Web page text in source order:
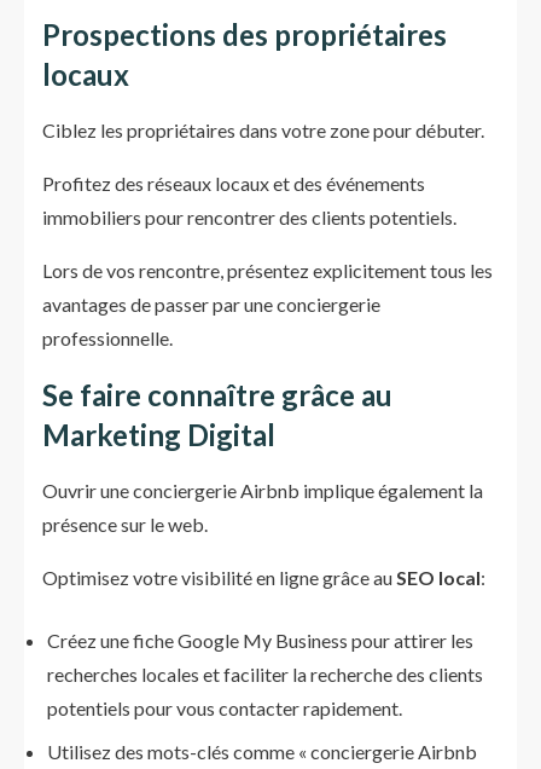
Prospections des propriétaires
locaux
Ciblez les propriétaires dans votre zone pour débuter.
Profitez des réseaux locaux et des événements
immobiliers pour rencontrer des clients potentiels.
Lors de vos rencontre, présentez explicitement tous les
avantages de passer par une conciergerie
professionnelle.
Se faire connaître grâce au
Marketing Digital
Ouvrir une conciergerie Airbnb implique également la
présence sur le web.
Optimisez votre visibilité en ligne grâce auSEO local:
Créez une fiche Google My Business pour attirer les
recherches locales et faciliter la recherche des clients
potentiels pour vous contacter rapidement.
Utilisez des mots-clés comme « conciergerie Airbnb